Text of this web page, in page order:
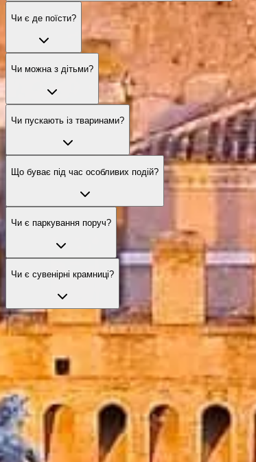
Чи є де поїсти?
Чи можна з дітьми?
Чи пускають із тваринами?
Що буває під час особливих подій?
Чи є паркування поруч?
Чи є сувенірні крамниці?
Обійдіть чергу зі своїми квитками
Відкрийте наші найкращі варіанти квитків, що